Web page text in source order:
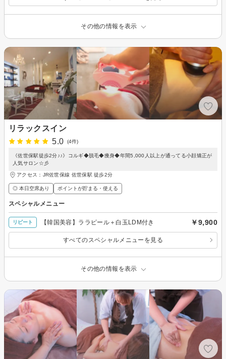
その他の情報を表示
リラックスイン
5.0
(4件)
《佐世保駅徒歩2分♪♪》コルギ◆脱毛◆痩身◆年間5,000人以上が通ってる小顔矯正が
人気サロン☆彡
アクセス：JR佐世保線 佐世保駅 徒歩2分
◎ 本日空席あり ポイントが貯まる・使える
スペシャルメニュー
リピート 【韓国美容】ララピール＋白玉LDM付き ￥9,900
すべてのスペシャルメニューを見る
その他の情報を表示